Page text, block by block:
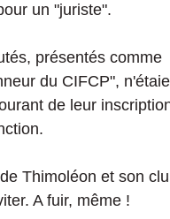
un "juriste".
présentés comme
du CIFCP",
de leur
Thimoléon et son
A fuir, même !